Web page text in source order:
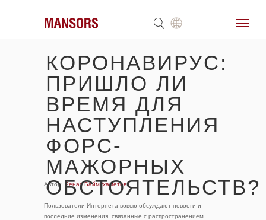
КОРОНАВИРУС:
ПРИШЛО ЛИ
ВРЕМЯ ДЛЯ
НАСТУПЛЕНИЯ
ФОРС-
МАЖОРНЫХ
ОБСТОЯТЕЛЬСТВ?
Автор: Ренат Баймухаметов
Пользователи Интернета вовсю обсуждают новости и
последние изменения, связанные с распространением